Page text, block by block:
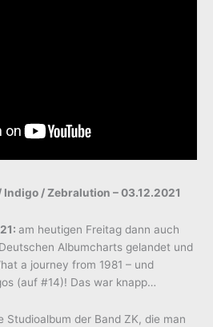
/ Zebralution – 03.12.2021
am heutigen Freitag dann auch
Albumcharts gelandet und
a journey from 1981 – und
(auf #14)! Das war knapp…
Studioalbum der Band ZK, die man